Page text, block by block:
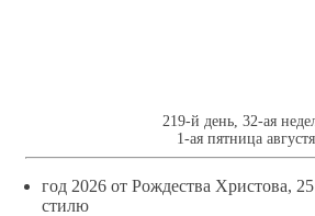
219-й день, 32-ая
1-ая пятница августя
год 2026 от Рождества Христова,
стилю